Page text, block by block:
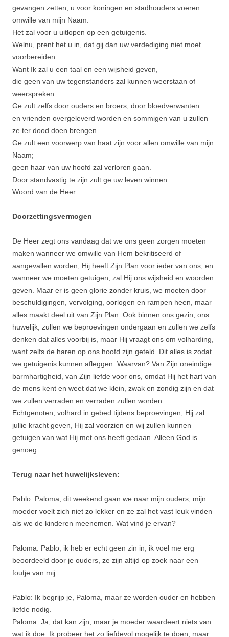
gevangen zetten, u voor koningen en stadhouders voeren
omwille van mijn Naam.
Het zal voor u uitlopen op een getuigenis.
Welnu, prent het u in, dat gij dan uw verdediging niet moet
voorbereiden.
Want Ik zal u een taal en een wijsheid geven,
die geen van uw tegen­standers zal kunnen weer­staan of
weerspreken.
Ge zult zelfs door ouders en broers, door bloedverwanten
en vrienden overgele­verd worden en sommigen van u zullen
ze ter dood doen bren­gen.
Ge zult een voorwerp van haat zijn voor allen omwille van mijn
Naam;
geen haar van uw hoofd zal verloren gaan.
Door stand­vastig te zijn zult ge uw leven winnen.
Woord van de Heer
Doorzettingsvermogen
De Heer zegt ons vandaag dat we ons geen zorgen moeten
maken wanneer we omwille van Hem bekritiseerd of
aangevallen worden; Hij heeft Zijn Plan voor ieder van ons; en
wanneer we moeten getuigen, zal Hij ons wijsheid en woorden
geven. Maar er is geen glorie zonder kruis, we moeten door
beschuldigingen, vervolging, oorlogen en rampen heen, maar
alles maakt deel uit van Zijn Plan. Ook binnen ons gezin, ons
huwelijk, zullen we beproevingen ondergaan en zullen we zelfs
denken dat alles voorbij is, maar Hij vraagt ons om volharding,
want zelfs de haren op ons hoofd zijn geteld. Dit alles is zodat
we getuigenis kunnen afleggen. Waarvan? Van Zijn oneindige
barmhartigheid, van Zijn liefde voor ons, omdat Hij het hart van
de mens kent en weet dat we klein, zwak en zondig zijn en dat
we zullen verraden en verraden zullen worden.
Echtgenoten, volhard in gebed tijdens beproevingen, Hij zal
jullie kracht geven, Hij zal voorzien en wij zullen kunnen
getuigen van wat Hij met ons heeft gedaan. Alleen God is
genoeg.
Terug naar het huwelijksleven:
Pablo: Paloma, dit weekend gaan we naar mijn ouders; mijn
moeder voelt zich niet zo lekker en ze zal het vast leuk vinden
als we de kinderen meenemen. Wat vind je ervan?
Paloma: Pablo, ik heb er echt geen zin in; ik voel me erg
beoordeeld door je ouders, ze zijn altijd op zoek naar een
foutje van mij.
Pablo: Ik begrijp je, Paloma, maar ze worden ouder en hebben
liefde nodig.
Paloma: Ja, dat kan zijn, maar je moeder waardeert niets van
wat ik doe. Ik probeer het zo liefdevol mogelijk te doen, maar